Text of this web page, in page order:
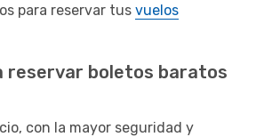
para reservar tus vuelos
reservar boletos baratos
con la mayor seguridad y